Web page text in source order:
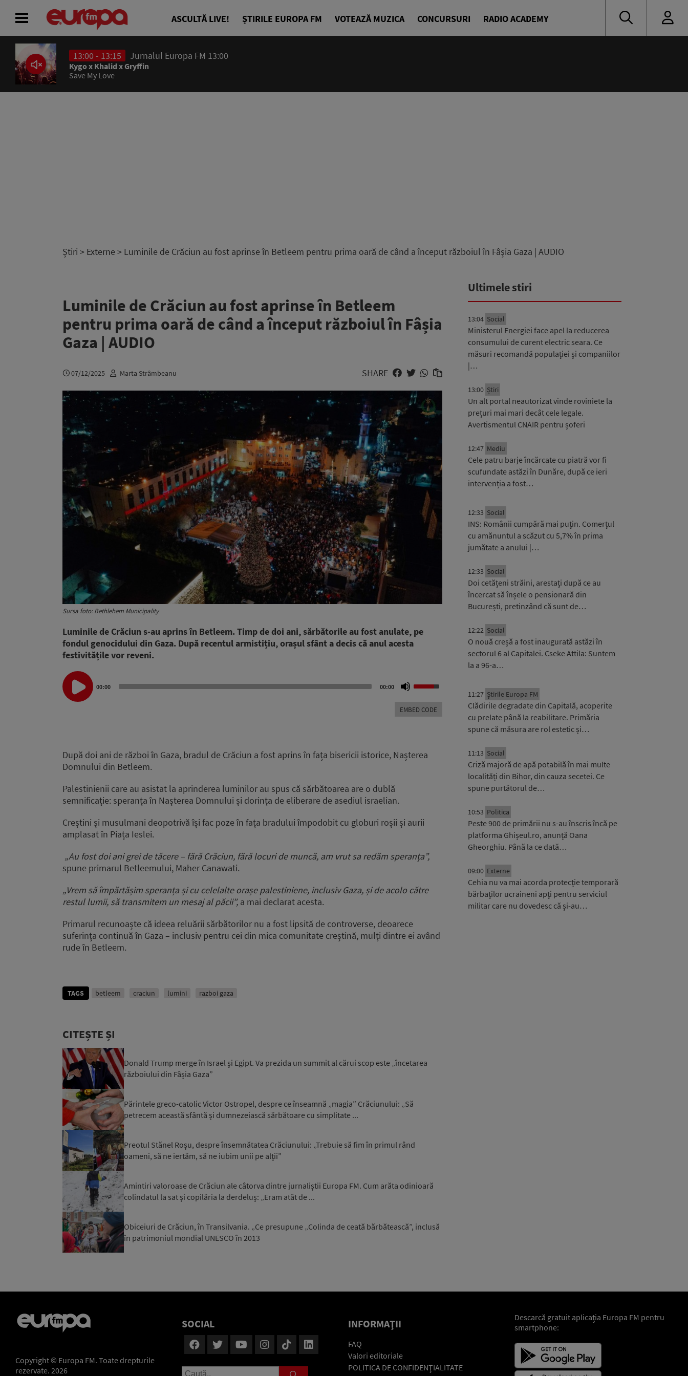
ASCULTĂ LIVE! ȘTIRILE EUROPA FM VOTEAZĂ MUZICA CONCURSURI RADIO ACADEMY
13:00 - 13:15 Jurnalul Europa FM 13:00
Kygo x Khalid x Gryffin
Save My Love
Știri > Externe > Luminile de Crăciun au fost aprinse în Betleem pentru prima oară de când a început războiul în Fâșia Gaza | AUDIO
Luminile de Crăciun au fost aprinse în Betleem
pentru prima oară de când a început războiul în Fâșia
Gaza | AUDIO
07/12/2025 Marta Strâmbeanu SHARE
Sursa foto: Bethlehem Municipality
Luminile de Crăciun s-au aprins în Betleem. Timp de doi ani, sărbătorile au fost anulate, pe
fondul genocidului din Gaza. După recentul armistițiu, orașul sfânt a decis că anul acesta
festivitățile vor reveni.
Audio
Player
00:00 00:00
Up/Down
keys
decrease
EMBED CODE
După doi ani de război în Gaza, bradul de Crăciun a fost aprins în fața bisericii istorice, Nașterea
Domnului din Betleem.
Palestinienii care au asistat la aprinderea luminilor au spus că sărbătoarea are o dublă
semnificație: speranța în Nașterea Domnului și dorința de eliberare de asediul israelian.
Creștini și musulmani deopotrivă își fac poze în fața bradului împodobit cu globuri roșii și aurii
amplasat în Piața Ieslei.
„Au fost doi ani grei de tăcere – fără Crăciun, fără locuri de muncă, am vrut sa redăm speranța”,
spune primarul Betleemului, Maher Canawati.
„Vrem să împărtășim speranța și cu celelalte orașe palestiniene, inclusiv Gaza, și de acolo către
restul lumii, să transmitem un mesaj al păcii”, a mai declarat acesta.
Primarul recunoaște că ideea reluării sărbătorilor nu a fost lipsită de controverse, deoarece
suferința continuă în Gaza – inclusiv pentru cei din mica comunitate creștină, mulți dintre ei având
rude în Betleem.
TAGS betleem craciun lumini razboi gaza
CITEȘTE ȘI
Donald Trump merge în Israel și Egipt. Va prezida un summit al cărui scop este „încetarea
războiului din Fâșia Gaza”
Părintele greco-catolic Victor Ostropel, despre ce înseamnă „magia” Crăciunului: „Să
petrecem această sfântă și dumnezeiască sărbătoare cu simplitate ...
Preotul Stănel Roșu, despre însemnătatea Crăciunului: „Trebuie să fim în primul rând
oameni, să ne iertăm, să ne iubim unii pe alții”
Amintiri valoroase de Crăciun ale câtorva dintre jurnaliștii Europa FM. Cum arăta odinioară
colindatul la sat și copilăria la derdeluș: „Eram atât de ...
Obiceiuri de Crăciun, în Transilvania. „Ce presupune „Colinda de ceată bărbătească”, inclusă
în patrimoniul mondial UNESCO în 2013
Ultimele stiri
13:04 Social
Ministerul Energiei face apel la reducerea
consumului de curent electric seara. Ce
măsuri recomandă populației și companiilor
|…
13:00 Știri
Un alt portal neautorizat vinde roviniete la
prețuri mai mari decât cele legale.
Avertismentul CNAIR pentru șoferi
12:47 Mediu
Cele patru barje încărcate cu piatră vor fi
scufundate astăzi în Dunăre, după ce ieri
intervenția a fost…
12:33 Social
INS: Românii cumpără mai puțin. Comerțul
cu amănuntul a scăzut cu 5,7% în prima
jumătate a anului |…
12:33 Social
Doi cetățeni străini, arestați după ce au
încercat să înșele o pensionară din
București, pretinzând că sunt de…
12:22 Social
O nouă creșă a fost inaugurată astăzi în
sectorul 6 al Capitalei. Cseke Attila: Suntem
la a 96-a…
11:27 Știrile Europa FM
Clădirile degradate din Capitală, acoperite
cu prelate până la reabilitare. Primăria
spune că măsura are rol estetic și…
11:13 Social
Criză majoră de apă potabilă în mai multe
localități din Bihor, din cauza secetei. Ce
spune purtătorul de…
10:53 Politica
Peste 900 de primării nu s-au înscris încă pe
platforma Ghișeul.ro, anunță Oana
Gheorghiu. Până la ce dată…
09:00 Externe
Cehia nu va mai acorda protecție temporară
bărbaților ucraineni apți pentru serviciul
militar care nu dovedesc că și-au…
Copyright © Europa FM. Toate drepturile
rezervate. 2026
SOCIAL INFORMAŢII
FAQ
Valori editoriale
POLITICA DE CONFIDENŢIALITATE
Descarcă gratuit aplicaţia Europa FM pentru
smartphone:
ACASĂ
ȘTIRI